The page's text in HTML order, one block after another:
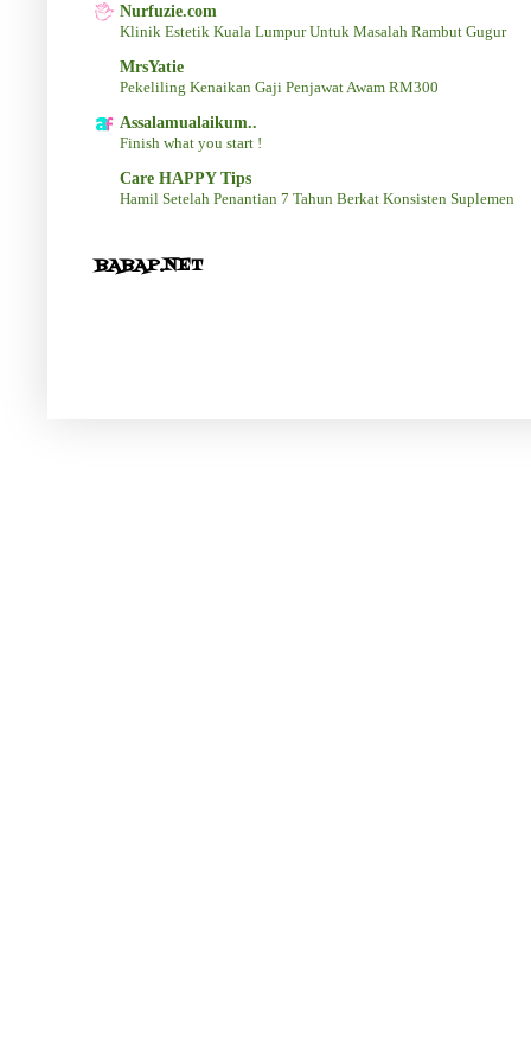
Nurfuzie.com
Klinik Estetik Kuala Lumpur Untuk Masalah Rambut Gugur
MrsYatie
Pekeliling Kenaikan Gaji Penjawat Awam RM300
Assalamualaikum..
Finish what you start !
Care HAPPY Tips
Hamil Setelah Penantian 7 Tahun Berkat Konsisten Suplemen
BABAP.NET